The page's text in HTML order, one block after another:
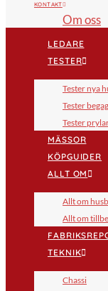
KONTAKT
Om oss
LEDARE
TESTER
Tester nya
Tester
Tester
MÄSSOR
KÖPGUIDER
ALLT OM
Allt om
Allt om
TEKNIK
Chassi